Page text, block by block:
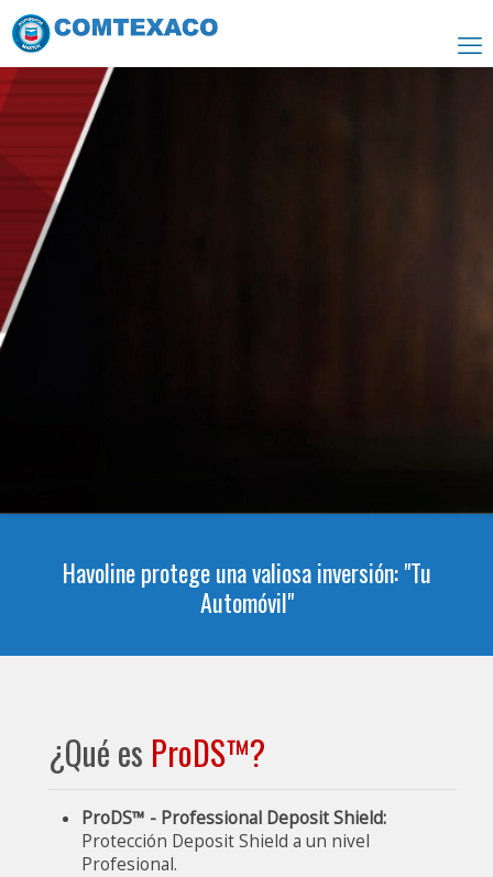
Havoline protege una valiosa inversión: "Tu
Automóvil"
¿Qué es ProDS™?
ProDS™ - Professional Deposit Shield:
Protección Deposit Shield a un nivel
Profesional.